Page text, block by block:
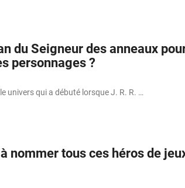
du Seigneur des anneaux
personnages ?
univers qui a débuté lorsque J. R. R. …
nommer tous ces héros de